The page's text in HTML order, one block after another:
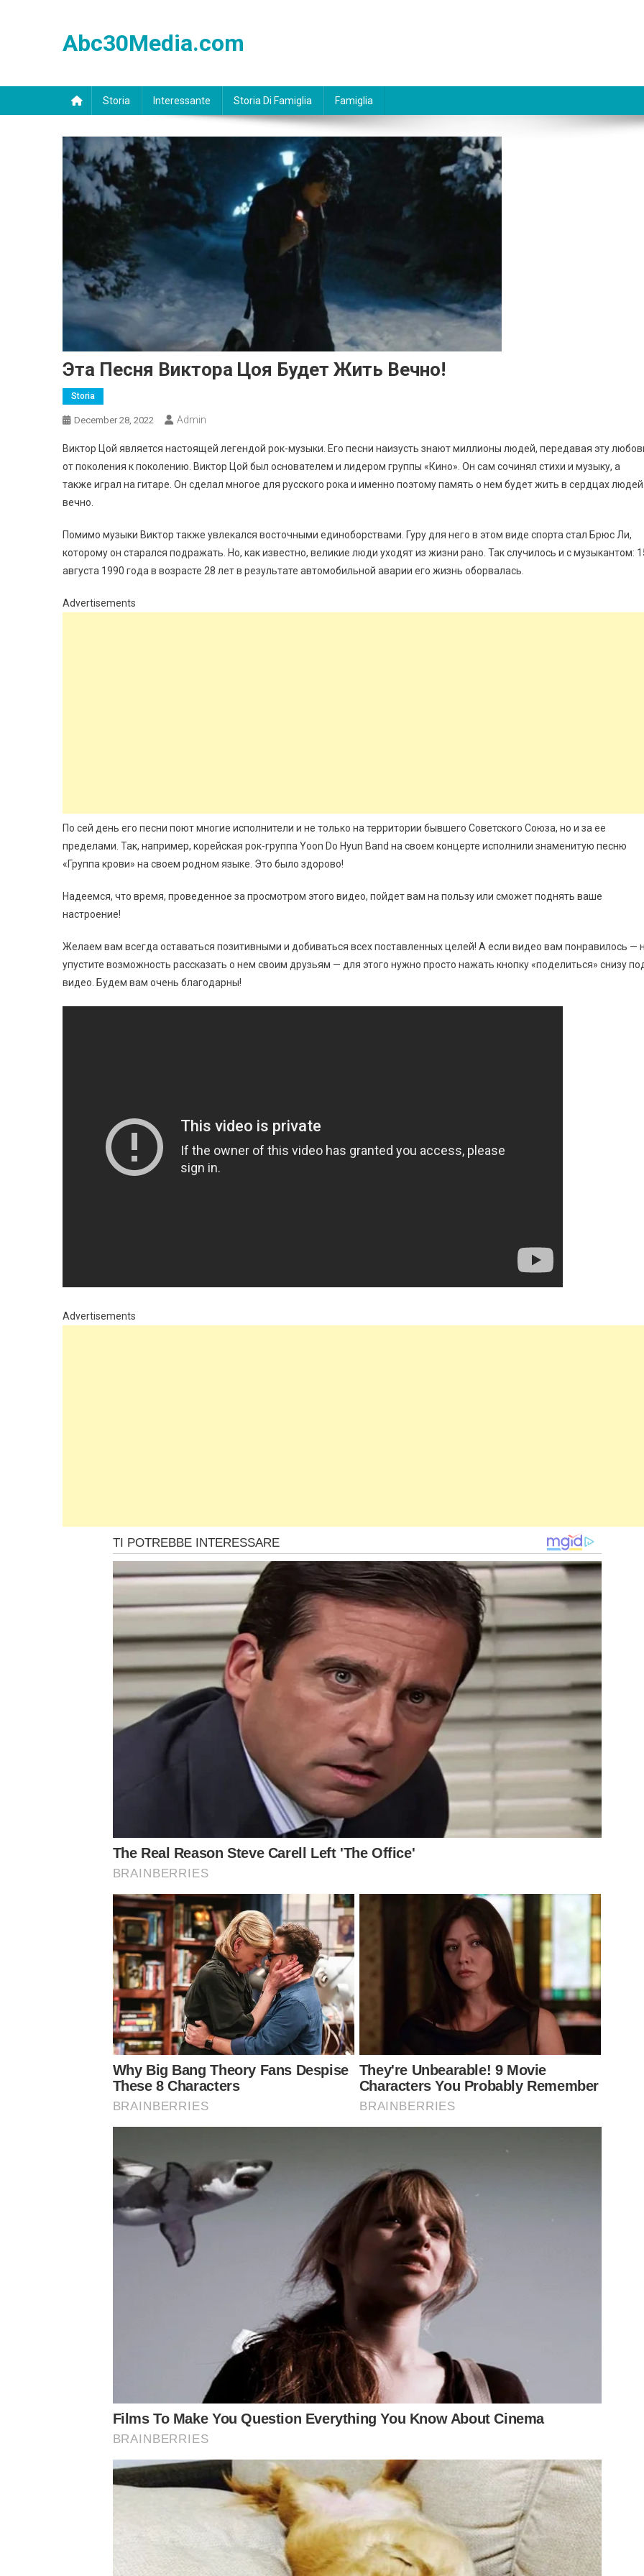
Abc30Media.com
Storia Interessante Storia Di Famiglia Famiglia
Эта Песня Виктора Цоя Будет Жить Вечно!
Storia
December 28, 2022 Admin
Виктор Цой является настоящей легендой рок-музыки. Его песни наизусть знают миллионы людей, передавая эту
от поколения к поколению. Виктор Цой был основателем и лидером группы «Кино». Он сам сочинял стихи и музыку, а
также играл на гитаре. Он сделал многое для русского рока и именно поэтому память о нем будет жить в сердцах людей
вечно.
Помимо музыки Виктор также увлекался восточными единоборствами. Гуру для него в этом виде спорта стал Брюс Ли,
которому он старался подражать. Но, как известно, великие люди уходят из жизни рано. Так случилось и с музыкантом:
августа 1990 года в возрасте 28 лет в результате автомобильной аварии его жизнь оборвалась.
Advertisements
По сей день его песни поют многие исполнители и не только на территории бывшего Советского Союза, но и за ее
пределами. Так, например, корейская рок-группа Yoon Do Hyun Band на своем концерте исполнили знаменитую песню
«Группа крови» на своем родном языке. Это было здорово!
Надеемся, что время, проведенное за просмотром этого видео, пойдет вам на пользу или сможет поднять ваше
настроение!
Желаем вам всегда оставаться позитивными и добиваться всех поставленных целей! А если видео вам понравилось —
упустите возможность рассказать о нем своим друзьям — для этого нужно просто нажать кнопку «поделиться» снизу
видео. Будем вам очень благодарны!
Advertisements